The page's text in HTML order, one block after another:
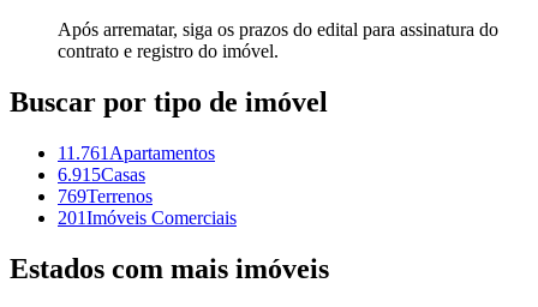
Após arrematar, siga os prazos do edital para assinatura do
contrato e registro do imóvel.
Buscar por tipo de imóvel
11.761 Apartamentos
6.915Casas
769Terrenos
201Imóveis Comerciais
Estados com mais imóveis